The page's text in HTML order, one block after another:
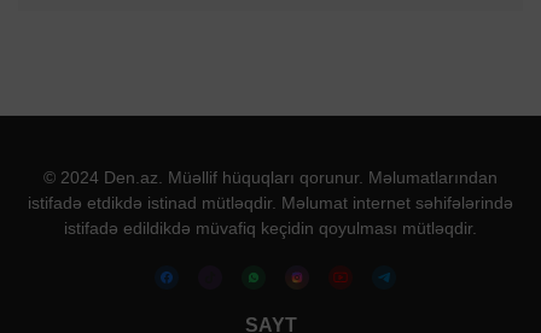
© 2024 Den.az. Müəllif hüquqları qorunur. Məlumatlarından
istifadə etdikdə istinad mütləqdir. Məlumat internet səhifələrində
istifadə edildikdə müvafiq keçidin qoyulması mütləqdir.
SAYT